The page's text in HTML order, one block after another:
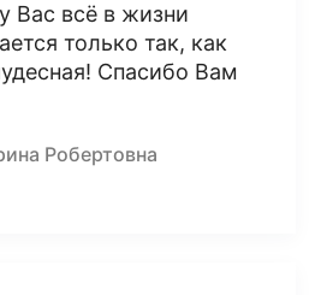
Вас всё в жизни
только так, как
Спасибо Вам
Робертовна